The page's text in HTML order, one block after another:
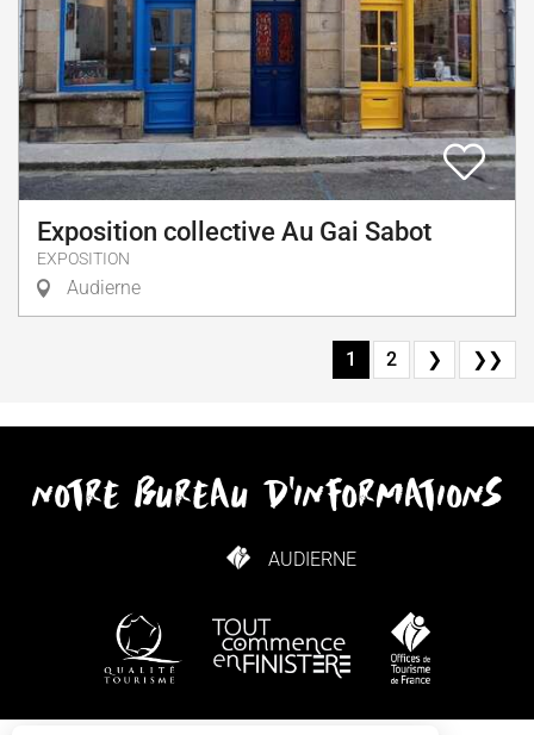
Exposition collective Au Gai Sabot
EXPOSITION
Audierne
1 2 ❯ ❯❯
notre bureau d'informations
AUDIERNE
COMMENT VENIR ?